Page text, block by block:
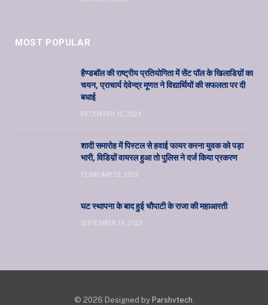
MOST POPULAR
हैण्डबॉल की राष्ट्रीय प्रतियोगिता में सेंट पॉल के खिलाडिय़ों का
चयन, प्राचार्य देवेन्द्र मूणत ने विद्यार्थियों की सफलता पर दी
बधाई
DECEMBER 15, 2023
शादी समारोह में पिस्टल से हवाई फायर करना युवक को पड़ा
भारी, विडिय़ों वायरल हुआ तो पुलिस ने दर्ज किया प्रकरण
FEBRUARY 22, 2025
घट स्थापना के बाद हुई चौपाटी के राजा की महाआरती
SEPTEMBER 19, 2023
© 2026 Designed by Parshvtech